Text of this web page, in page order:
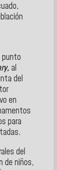
al
del
en
para
del
de niños,